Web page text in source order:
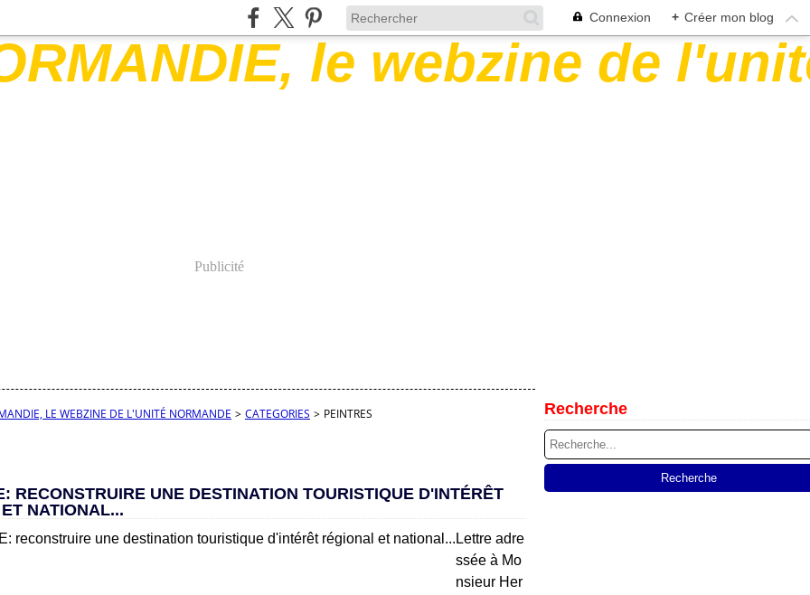
Connexion + Créer mon blog
Publicité
LE WEBZINE DE L'UNITÉ NORMANDE > CATEGORIES > PEINTRES
RECONSTRUIRE UNE DESTINATION TOURISTIQUE D'INTÉRÊT
NATIONAL...
Lettre adre
ssée à Mo
nsieur Her
Recherche